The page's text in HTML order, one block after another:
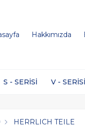
Hakkımızda
S - SERİSİ V - SERİSİ
HERRLICH TEILE